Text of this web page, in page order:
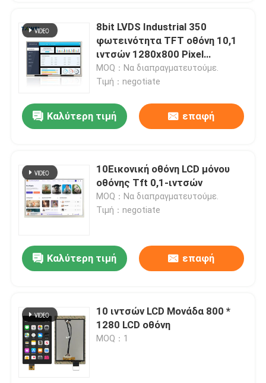
8bit LVDS Industrial 350
φωτεινότητα TFT οθόνη 10,1
ιντσών 1280x800 Pixel
EK79202
MOQ：Να διαπραγματευτούμε.
Τιμή：negotiate
Καλύτερη τιμή επαφή
10Εικονική οθόνη LCD μόνου
οθόνης Tft 0,1-ιντσών
MOQ：Να διαπραγματευτούμε.
Τιμή：negotiate
Καλύτερη τιμή επαφή
10 ιντσών LCD Μονάδα 800 *
1280 LCD οθόνη
MOQ：1